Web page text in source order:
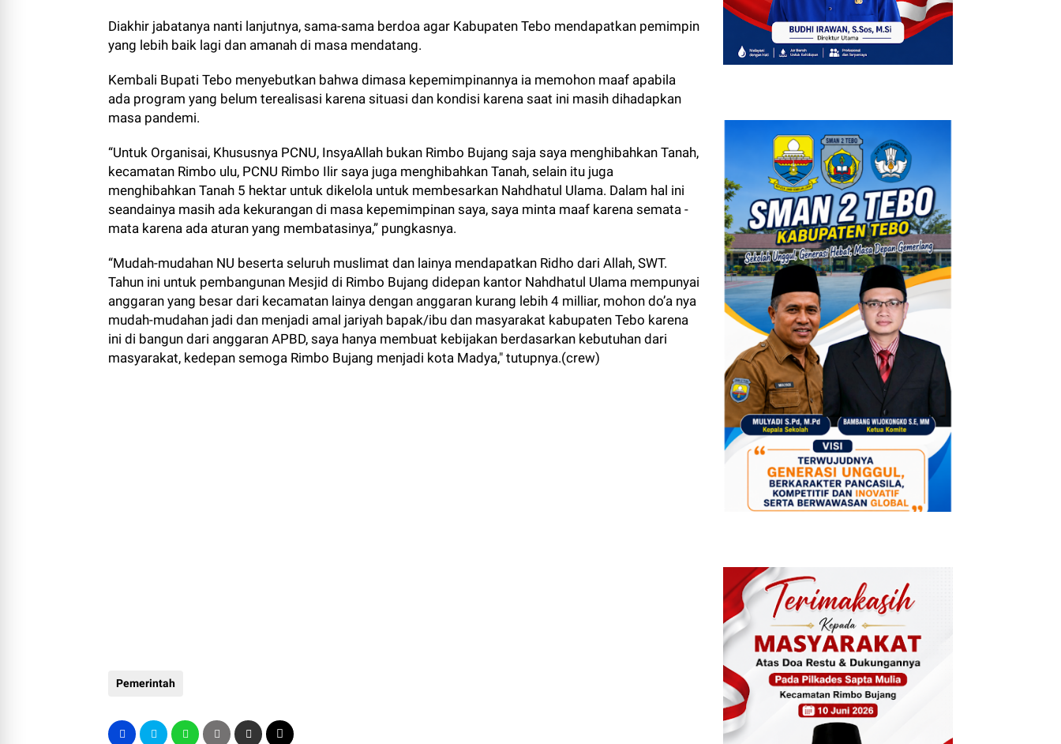
Diakhir jabatanya nanti lanjutnya, sama-sama berdoa agar Kabupaten Tebo mendapatkan pemimpin
yang lebih baik lagi dan amanah di masa mendatang.
Kembali Bupati Tebo menyebutkan bahwa dimasa kepemimpinannya ia memohon maaf apabila
ada program yang belum terealisasi karena situasi dan kondisi karena saat ini masih dihadapkan
masa pandemi.
“Untuk Organisai, Khususnya PCNU, InsyaAllah bukan Rimbo Bujang saja saya menghibahkan Tanah,
kecamatan Rimbo ulu, PCNU Rimbo Ilir saya juga menghibahkan Tanah, selain itu juga
menghibahkan Tanah 5 hektar untuk dikelola untuk membesarkan Nahdhatul Ulama. Dalam hal ini
seandainya masih ada kekurangan di masa kepemimpinan saya, saya minta maaf karena semata -
mata karena ada aturan yang membatasinya,” pungkasnya.
“Mudah-mudahan NU beserta seluruh muslimat dan lainya mendapatkan Ridho dari Allah, SWT.
Tahun ini untuk pembangunan Mesjid di Rimbo Bujang didepan kantor Nahdhatul Ulama mempunyai
anggaran yang besar dari kecamatan lainya dengan anggaran kurang lebih 4 milliar, mohon do’a nya
mudah-mudahan jadi dan menjadi amal jariyah bapak/ibu dan masyarakat kabupaten Tebo karena
ini di bangun dari anggaran APBD, saya hanya membuat kebijakan berdasarkan kebutuhan dari
masyarakat, kedepan semoga Rimbo Bujang menjadi kota Madya," tutupnya.(crew)
Pemerintah